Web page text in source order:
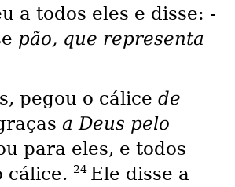
a todos eles e disse: -
pão, que representa
pegou o cálice de
a Deus pelo
para eles, e todos
cálice. 24 Ele disse a